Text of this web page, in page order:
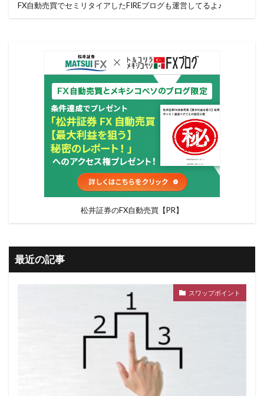
FX自動売買でセミリタイアしたFIREブログも運営してるよ♪
松井証券のFX自動売買【PR】
最近の記事
スワップポイント